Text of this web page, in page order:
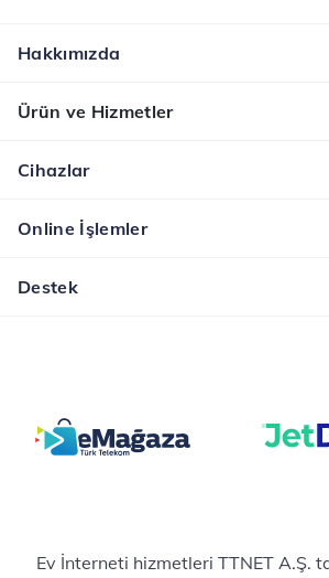
Hakkımızda
Ürün ve Hizmetler
Cihazlar
Online İşlemler
Destek
Ev İnterneti hizmetleri TTNET A.Ş.